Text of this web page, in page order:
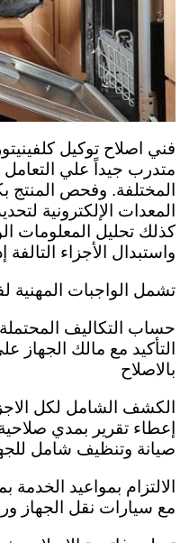
فني اصلاح توكيل
متدرب جيداً علي التعامل
المختلفة. وفحص المنتج
المعدات الإلكترونية
كذلك تحليل المعلومات
واستبدال الأجزاء التالفة
تشمل الواجبات المهنية
حساب التكاليف
التأكيد مع مالك الجهاز
بالاصلاح
الكشف الشامل لكل
إعطاء تقرير بمدي
صيانة وتنظيف شامل
الالتزام بمواعيد الخدمة
مع سيارات نقل الجهاز